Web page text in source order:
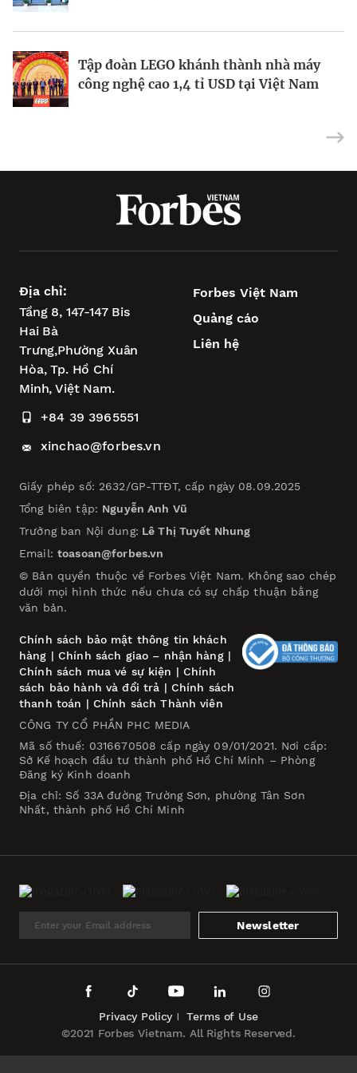
Tập đoàn LEGO khánh thành nhà máy
công nghệ cao 1,4 tỉ USD tại Việt Nam
Đồng lúa sinh học của ADC thu hút sinh
viên Philippines
Builders Vision giải ngân tỉ đô thúc đẩy
các nền tảng tạo tác động bền vững
Địa chỉ:
Tầng 8, 147-147 Bis
Hai Bà
Trưng,Phường Xuân
Hòa,Tp. Hồ Chí
Minh, Việt Nam.
+84 39 3965551
xinchao@forbes.vn
Forbes Việt Nam
Quảng cáo
Liên hệ
Giấy phép số: 2632/GP-TTĐT, cấp ngày 08.09.2025
Tổng biên tập: Nguyễn Anh Vũ
Trưởng ban Nội dung: Lê Thị Tuyết Nhung
Email: toasoan@forbes.vn
© Bản quyền thuộc về Forbes Việt Nam. Không sao chép
dưới mọi hình thức nếu chưa có sự chấp thuận bằng
văn bản.
Chính sách bảo mật thông tin khách
hàng | Chính sách giao – nhận hàng|
Chính sách mua vé sự kiện | Chính
sách bảo hành và đổi trả | Chính sách
thanh toán | Chính sách Thành viên
CÔNG TY CỔ PHẦN PHC MEDIA
Mã số thuế: 0316670508 cấp ngày 09/01/2021. Nơi cấp:
Sở Kế hoạch đầu tư thành phố Hồ Chí Minh – Phòng
Đăng ký Kinh doanh
Địa chỉ: Số 33A đường Trường Sơn, phường Tân Sơn
Nhất, thành phố Hồ Chí Minh
Newsletter
©2021 Forbes Vietnam. All Rights Reserved.
Privacy Policy Terms of Use